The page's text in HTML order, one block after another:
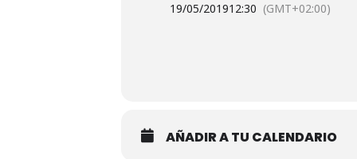
19/05/201912:30 (GMT+02:00)
AÑADIR A TU CALENDARIO